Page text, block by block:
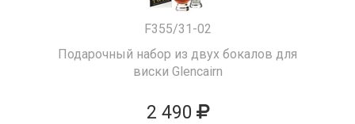
F355/31-02
Подарочный набор из двух бокалов для
виски Glencairn
2 490